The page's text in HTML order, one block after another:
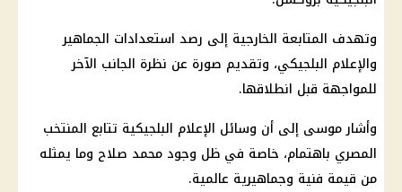
وتهدف المتابعة الخارجية إلى رصد استعدادات الجماهير
والإعلام البلجيكي، وتقديم صورة عن نظرة الجانب الآخر
للمواجهة قبل انطلاقها.
وأشار موسى إلى أن وسائل الإعلام البلجيكية تتابع المنتخب
المصري باهتمام، خاصة في ظل وجود محمد صلاح وما يمثله
من قيمة فنية وجماهيرية عالمية.